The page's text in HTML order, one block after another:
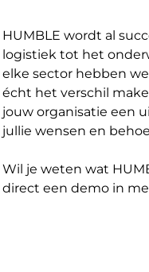
HUMBLE wordt al
logistiek tot het
elke sector hebben
écht het verschil
jouw organisatie een
jullie wensen en
Wil je weten wat
direct een demo in